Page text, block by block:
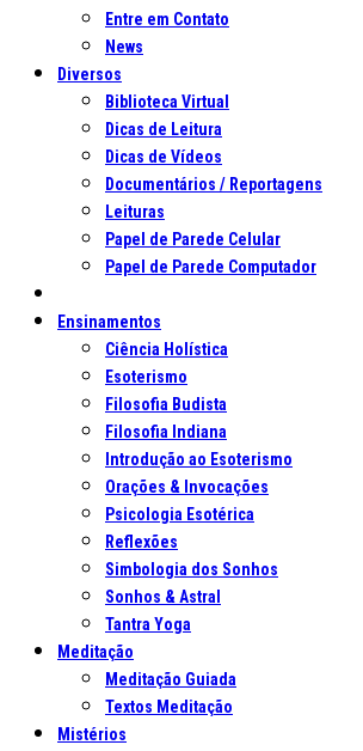
Entre em Contato
News
Diversos
Biblioteca Virtual
Dicas de Leitura
Dicas de Vídeos
Documentários / Reportagens
Leituras
Papel de Parede Celular
Papel de Parede Computador
Ensinamentos
Ciência Holística
Esoterismo
Filosofia Budista
Filosofia Indiana
Introdução ao Esoterismo
Orações & Invocações
Psicologia Esotérica
Reflexões
Simbologia dos Sonhos
Sonhos & Astral
Tantra Yoga
Meditação
Meditação Guiada
Textos Meditação
Mistérios